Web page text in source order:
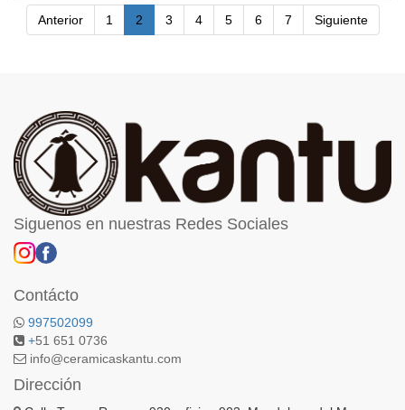
Anterior 1 2 3 4 5 6 7 Siguiente
Siguenos en nuestras Redes Sociales
Contácto
997502099
+51 651 0736
info@ceramicaskantu.com
Dirección